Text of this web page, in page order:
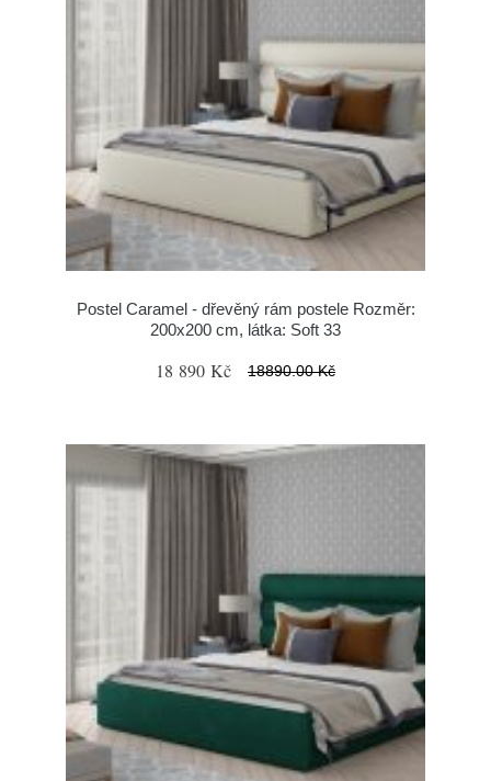
Postel Caramel - dřevěný rám postele Rozměr:
200x200 cm, látka: Soft 33
18 890 Kč 18890.00 Kč